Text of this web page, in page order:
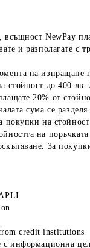
всъщност NewPay
и разполагате с
на изпращане
стойност до 400 лв.
20% от
сума се
покупки на
на поръчката
За
credit institutions
с информационна